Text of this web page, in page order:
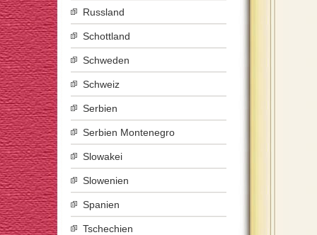
Russland
Schottland
Schweden
Schweiz
Serbien
Serbien Montenegro
Slowakei
Slowenien
Spanien
Tschechien